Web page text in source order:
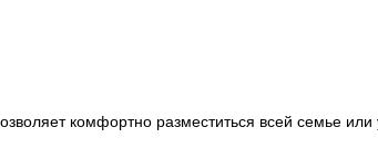
комфортно разместиться всей семье